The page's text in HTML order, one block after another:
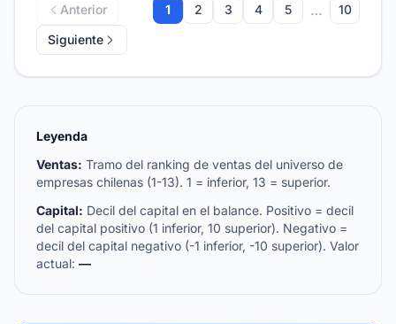
Anterior 1 2 3 4 5 …
10
Siguiente
Leyenda
Ventas: Tramo del ranking de ventas del universo de
empresas chilenas (1-13). 1 = inferior, 13 = superior.
Capital: Decil del capital en el balance. Positivo = decil
del capital positivo (1 inferior, 10 superior). Negativo =
decil del capital negativo (-1 inferior, -10 superior). Valor
actual: —